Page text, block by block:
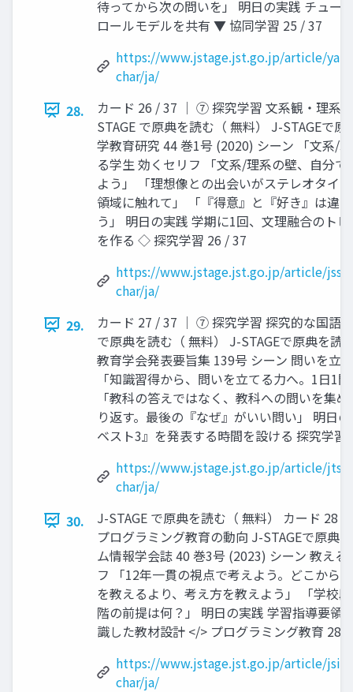
待ってから次の問いを」 明日の実践 チュー
ロールモデルを共有 ▼ 協同学習 25 / 37
https://www.jstage.jst.go.jp/article/
char/ja/
28.
カード 26 / 37 │ ⑦ 探究学習 文系観・理系
STAGE で原典を読む（ 無料） J-STAGEで
学教育研究 44 巻1号 (2020) シーン 「文系/
る学生 効くセリフ 「文系/理系の壁、自分
よう」 「理想像との出会いがステレオタイ
領域に触れて」 「『得意』と『好き』は違
う」 明日の実践 学期に1回、文理融合のト
を作る ◇ 探究学習 26 / 37
https://www.jstage.jst.go.jp/article/
char/ja/
29.
カード 27 / 37 │ ⑦ 探究学習 探究的な国語
で原典を読む（ 無料） J-STAGEで原典を読
教育学会発表要旨集 139号 シーン 問いを立
「知識習得から、問いを立てる力へ。1日1
「教科の答えではなく、教科への問いを集
り返す。最後の『なぜ』がいい問い」 明日
ベスト3』を発表する時間を設ける 探究学習
https://www.jstage.jst.go.jp/article/
char/ja/
30.
J-STAGE で原典を読む（ 無料） カード
プログラミング教育の動向 J-STAGEで原典
ム情報学会誌 40 巻3号 (2023) シーン 教え
フ 「12年一貫の視点で考えよう。どこから
を教えるより、考え方を教えよう」 「学校
階の前提は何？」 明日の実践 学習指導要領
識した教材設計 </> プログラミング教育 28 /
https://www.jstage.jst.go.jp/article/
char/ja/